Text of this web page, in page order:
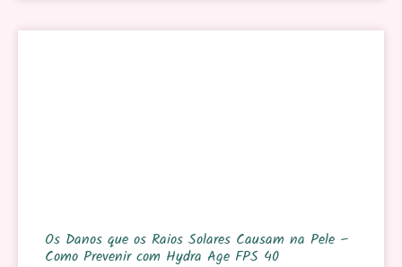
Os Danos que os Raios Solares Causam na Pele –
Como Prevenir com Hydra Age FPS 40